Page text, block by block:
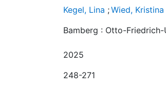
Kegel, Lina ;Wied, Kristina
Bamberg : Otto-
2025
248-271